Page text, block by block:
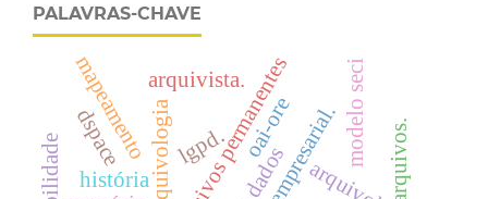
PALAVRAS-CHAVE
arquivos permanentes
lgpd.
mapeamentoarquivista. modelo seci arquivos.
história
dspace oai-ore